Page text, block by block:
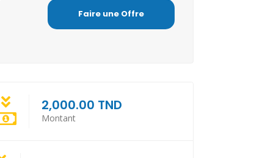
Faire une Offre
2,000.00 TND
Montant